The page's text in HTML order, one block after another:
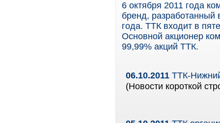
6 октября 2011 года
бренд, разработанный
года. ТТК входит в
Основной акционер
99,99% акций ТТК.
06.10.2011 ТТК-
(Новости короткой